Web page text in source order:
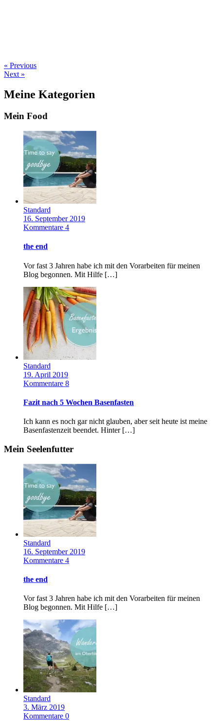
« Previous
Next »
Meine Kategorien
Mein Food
Standard
16. September 2019
Kommentare 4
the end
Vor fast 3 Jahren habe ich mit den Vorarbeiten für meinen
Blog begonnen. Mit Hilfe […]
Standard
19. April 2019
Kommentare 8
Fazit nach 5 Wochen Basenfasten
Ich kann es noch gar nicht glauben, aber seit heute ist meine
Basenfastenzeit beendet. Hinter […]
Mein Seelenfutter
Standard
16. September 2019
Kommentare 4
the end
Vor fast 3 Jahren habe ich mit den Vorarbeiten für meinen
Blog begonnen. Mit Hilfe […]
Standard
3. März 2019
Kommentare 0